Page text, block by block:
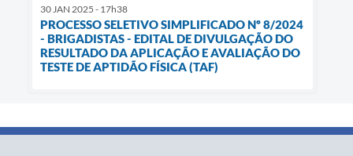
30 JAN 2025 - 17h38
PROCESSO SELETIVO SIMPLIFICADO Nº 8/2024
- BRIGADISTAS - EDITAL DE DIVULGAÇÃO DO
RESULTADO DA APLICAÇÃO E AVALIAÇÃO DO
TESTE DE APTIDÃO FÍSICA (TAF)